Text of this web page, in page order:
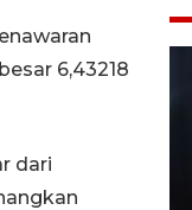
6,43218
dari